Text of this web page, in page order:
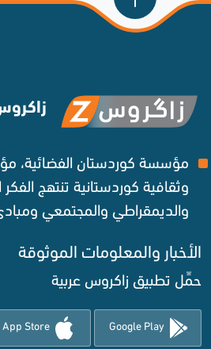
مؤسسة كوردستان الفضائية،
وثقافية كوردستانية تنتهج
والديمقراطي والمجتمعي
الأخبار والمعلومات الموثوقة‌
حمِّل تطبيق زاكروس عربية
Google Play
App Store